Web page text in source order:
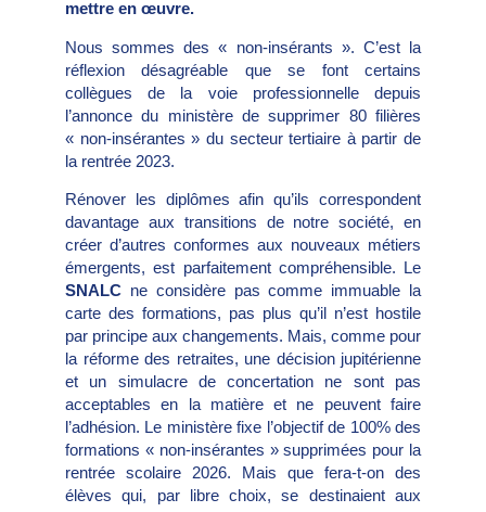
mettre en œuvre.
Nous sommes des « non-insérants ». C’est la
réflexion désagréable que se font certains
collègues de la voie professionnelle depuis
l’annonce du ministère de supprimer 80 filières
« non-insérantes » du secteur tertiaire à partir de
la rentrée 2023.
Rénover les diplômes afin qu’ils correspondent
davantage aux transitions de notre société, en
créer d’autres conformes aux nouveaux métiers
émergents, est parfaitement compréhensible. Le
SNALC ne considère pas comme immuable la
carte des formations, pas plus qu’il n’est hostile
par principe aux changements. Mais, comme pour
la réforme des retraites, une décision jupitérienne
et un simulacre de concertation ne sont pas
acceptables en la matière et ne peuvent faire
l’adhésion. Le ministère fixe l’objectif de 100% des
formations « non-insérantes » supprimées pour la
rentrée scolaire 2026. Mais que fera-t-on des
élèves qui, par libre choix, se destinaient aux